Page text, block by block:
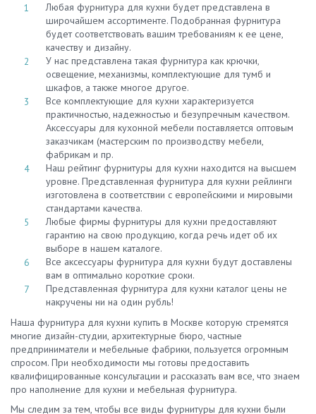
Любая фурнитура для кухни будет представлена в
широчайшем ассортименте. Подобранная фурнитура
будет соответствовать вашим требованиям к ее цене,
качеству и дизайну.
У нас представлена такая фурнитура как крючки,
освещение, механизмы, комплектующие для тумб и
шкафов, а также многое другое.
Все комплектующие для кухни характеризуется
практичностью, надежностью и безупречным качеством.
Аксессуары для кухонной мебели поставляется оптовым
заказчикам (мастерским по производству мебели,
фабрикам и пр.
Наш рейтинг фурнитуры для кухни находится на высшем
уровне. Представленная фурнитура для кухни рейлинги
изготовлена в соответствии с европейскими и мировыми
стандартами качества.
Любые фирмы фурнитуры для кухни предоставляют
гарантию на свою продукцию, когда речь идет об их
выборе в нашем каталоге.
Все аксессуары фурнитура для кухни будут доставлены
вам в оптимально короткие сроки.
Представленная фурнитура для кухни каталог цены не
накручены ни на один рубль!
Наша фурнитура для кухни купить в Москве которую стремятся
многие дизайн-студии, архитектурные бюро, частные
предприниматели и мебельные фабрики, пользуется огромным
спросом. При необходимости мы готовы предоставить
квалифицированные консультации и рассказать вам все, что знаем
про наполнение для кухни и мебельная фурнитура.
Мы следим за тем, чтобы все виды фурнитуры для кухни были